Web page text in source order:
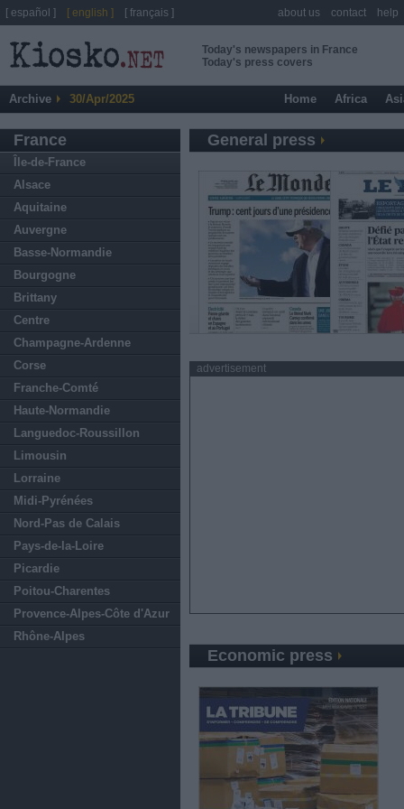
Today's newspapers in France
Today's press covers
Archive 30/Apr/2025 Home Africa
France
Île-de-France
Alsace
Aquitaine
Auvergne
Basse-Normandie
Bourgogne
Brittany
Centre
Champagne-Ardenne
Corse
Franche-Comté
Haute-Normandie
Languedoc-Roussillon
Limousin
Lorraine
Midi-Pyrénées
Nord-Pas de Calais
Pays-de-la-Loire
Picardie
Poitou-Charentes
Provence-Alpes-Côte d'Azur
Rhône-Alpes
General press
advertisement
Economic press
[ español ] [ english ] [ français ] about us contact help